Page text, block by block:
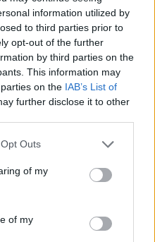
information utilized by
to third parties prior to
opt-out of the further
by third parties on the
This information may
on the IAB’s List of
further disclose it to other
Outs
of my
of my
στην εποχή µας, της
και της
η νεολαία να